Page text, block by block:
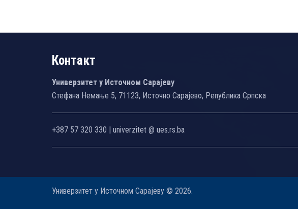
Контакт
Универзитет у Источном Сарајеву
Стефана Немање 5, 71123, Источно Сарајево, Република Српска
+387 57 320 330 | univerzitet @ ues.rs.ba
Универзитет у Источном Сарајеву © 2026.